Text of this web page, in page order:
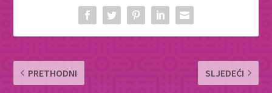
PRETHODNI SLJEDEĆI